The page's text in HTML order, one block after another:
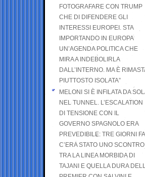
FOTOGRAFARE CON TRUMP
CHE DI DIFENDERE GLI
INTERESSI EUROPEI. STA
IMPORTANDO IN EUROPA
UN’AGENDA POLITICA CHE
MIRA A INDEBOLIRLA
DALL’INTERNO. MA È
PIUTTOSTO ISOLATA”
MELONI SI È INFILATA DA
NEL TUNNEL. L’ESCALATION
DI TENSIONE CON IL
GOVERNO SPAGNOLO ERA
PREVEDIBILE: TRE GIORNI FA
C’ERA STATO UNO SCONTRO
TRA LA LINEA MORBIDA DI
TAJANI E QUELLA DURA